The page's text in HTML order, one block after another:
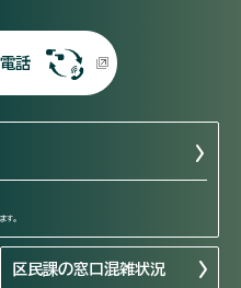
話
す。
区民課の窓口混雑状況